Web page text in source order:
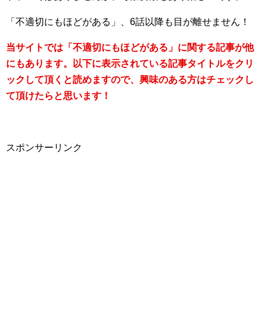
「不適切にもほどがある」、6話以降も目が離せません！
当サイトでは「不適切にもほどがある」に関する記事が他
にもあります。以下に表示されている記事タイトルをクリ
ックして頂くと読めますので、興味のある方はチェックし
て頂けたらと思います！
スポンサーリンク